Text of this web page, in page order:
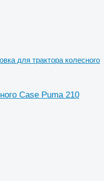
для трактора колесного
Case Puma 210